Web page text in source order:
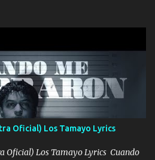
Y sus guitarras ya van sonando
agarrar el vuelo y la mente y
trago Y así es como empezamos
(Music) A vido alta y bajas La carreta
Ya me han pasado cosas Y
la vida es muy corta Hay que
porque nada es...
Oficial) Los Tamayo Lyrics
Oficial) Los Tamayo Lyrics Cuando